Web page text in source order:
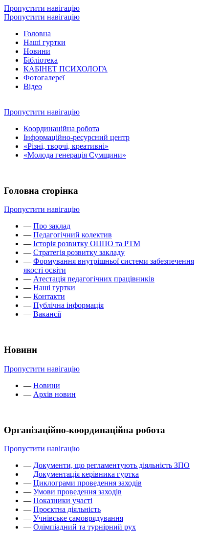
Пропустити навігацію
Пропустити навігацію
Головна
Наші гуртки
Новини
Бібліотека
КАБІНЕТ ПСИХОЛОГА
Фотогалереї
Відео
Пропустити навігацію
Координаційна робота
Інформаційно-ресурсний центр
«Різні, творчі, креативні»
«Молода генерація Сумщини»
Головна сторінка
Пропустити навігацію
— Про заклад
— Педагогічний колектив
— Історія розвитку ОЦПО та РТМ
— Стратегія розвитку закладу
— Формування внутрішньої системи забезпечення
якості освіти
— Атестація педагогічних працівників
— Наші гуртки
— Контакти
— Публічна інформація
— Вакансії
Новини
Пропустити навігацію
— Новини
— Архів новин
Організаційно-координаційна робота
Пропустити навігацію
— Документи, що регламентують діяльність ЗПО
— Документація керівника гуртка
— Циклограми проведення заходів
— Умови проведення заходів
— Показники участі
— Проєктна діяльність
— Учнівське самоврядування
— Олімпіадний та турнірний рух